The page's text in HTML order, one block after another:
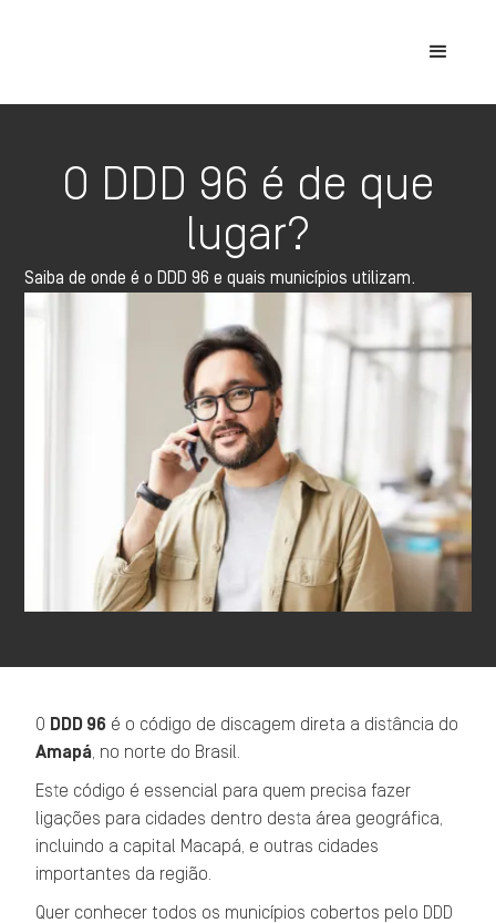
O DDD 96 é de que
lugar?
Saiba de onde é o DDD 96 e quais municípios utilizam.
O DDD 96 é o código de discagem direta a distância do
Amapá , no norte do Brasil.
Este código é essencial para quem precisa fazer
ligações para cidades dentro desta área geográfica,
incluindo a capital Macapá, e outras cidades
importantes da região.
Quer conhecer todos os municípios cobertos pelo DDD